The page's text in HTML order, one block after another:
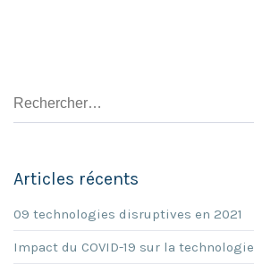
Articles récents
09 technologies disruptives en 2021
Impact du COVID-19 sur la technologie